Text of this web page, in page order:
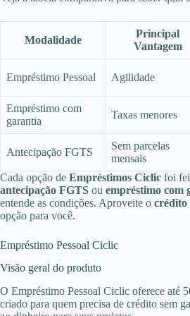
Modalidade
Principal
Vantagem
Empréstimo Pessoal Agilidade
Empréstimo com
garantia
Taxas menores
Antecipação FGTS
Sem parcelas
mensais
Cada opção de Empréstimos Ciclic foi
antecipação FGTS ou empréstimo com
entende as condições. Aproveite o crédito
opção para você.
Empréstimo Pessoal Ciclic
Visão geral do produto
O Empréstimo Pessoal Ciclic oferece até
criado para quem precisa de crédito sem